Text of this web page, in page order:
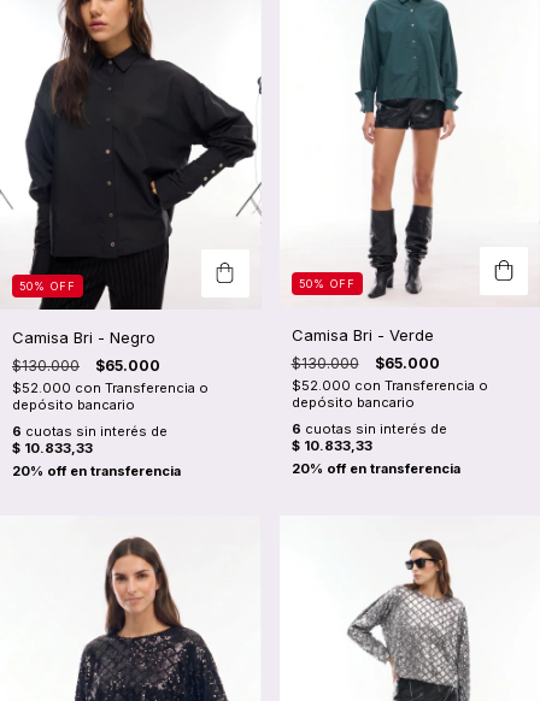
50% OFF
Camisa Bri - Negro
$130.000 $65.000
$52.000 con Transferencia o
depósito bancario
6 cuotas sin interés de
$ 10.833,33
50% OFF
Camisa Bri - Verde
$130.000 $65.000
$52.000 con Transferencia o
depósito bancario
6 cuotas sin interés de
$ 10.833,33